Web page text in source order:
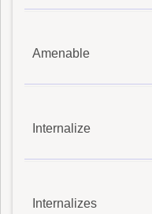
Amenable
Internalize
Internalizes